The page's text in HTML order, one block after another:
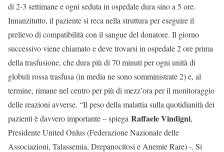
di 2-3 settimane e ogni seduta in ospedale dura sino a 5 ore.
Innanzitutto, il paziente si reca nella struttura per eseguire il
prelievo di compatibilità con il sangue del donatore. Il giorno
successivo viene chiamato e deve trovarsi in ospedale 2 ore prima
della trasfusione, che dura più di 70 minuti per ogni unità di
globuli rossa trasfusa (in media ne sono somministrate 2) e, al
termine, rimane nel centro per più di mezz’ora per il monitoraggio
delle reazioni avverse. “Il peso della malattia sulla quotidianità dei
pazienti è davvero importante – spiega Raffaele Vindigni,
Presidente United Onlus (Federazione Nazionale delle
Associazioni, Talassemia, Drepanocitosi e Anemie Rare) -. Si